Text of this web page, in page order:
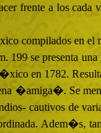
frente a los
compilados en el
199 se presenta una
en 1782.
�amiga�. Se
cautivos de
Adem�s,